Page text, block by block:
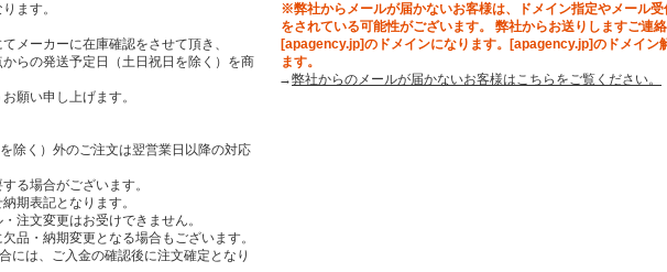
ます。
メーカーに在庫確認をさせて頂き、
らの発送予定日（土日祝日を除く）を商
願い申し上げます。
除く）外のご注文は翌営業日以降の対応
る場合がございます。
期表記となります。
注文変更はお受けできません。
品・納期変更となる場合もございます。
には、ご入金の確認後に注文確定となり
※弊社からメールが届かないお客様は、ドメイン指定やメール
をされている可能性がございます。 弊社からお送りしますご連
[apagency.jp]のドメインになります。[apagency.jp]のドメイン
ます。
→弊社からのメールが届かないお客様はこちらをご覧ください。